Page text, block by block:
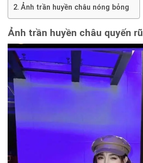
Ảnh trần huyền châu nóng bỏng
Ảnh trần huyền châu quyến rũ